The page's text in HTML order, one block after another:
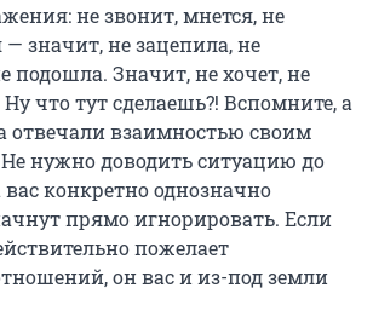
не звонит, мнется, не
— значит, не зацепила, не
подошла. Значит, не хочет, не
что тут сделаешь?! Вспомните, а
отвечали взаимностью своим
нужно доводить ситуацию до
конкретно однозначно
прямо игнорировать. Если
пожелает
он вас и из-под земли